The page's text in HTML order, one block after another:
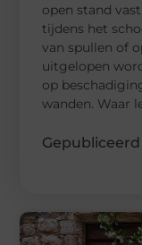
open stand
tijdens het
van spullen of
uitgelopen
op
wanden. Waar
Gepubliceerd